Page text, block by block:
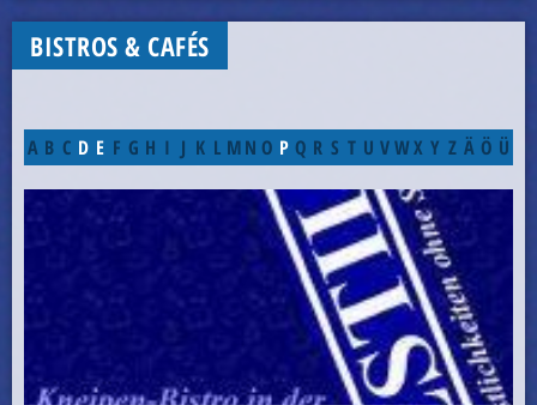
BISTROS & CAFÉS
A B C D E F G H I J K L MN O P Q R S T U VWX Y Z Ä Ö Ü